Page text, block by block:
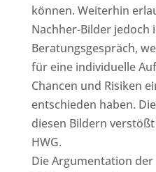
können. Weiterhin
Nachher-Bilder jedoch
Beratungsgespräch,
für eine individuelle
Chancen und Risiken
entschieden haben.
diesen Bildern
HWG.
Die Argumentation